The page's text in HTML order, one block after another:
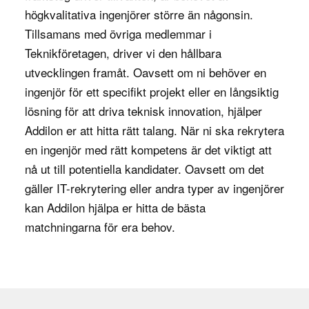
De arbetar även med att skapa backup-lösningar
och kontinuitetsplaner för att minimera risken för
dataförluster och driftavbrott.
IT-ingenjören arbetar ofta nära andra avdelningar
för att säkerställa att alla IT-behov tillgodoses. De
implementerar systemuppgraderingar, installerar
ny programvara och arbetar med molnbaserade
lösningar för att säkerställa att företaget alltid har
tillgång till de mest effektiva och moderna
teknologierna. Genom att övervaka och optimera
företagets IT-infrastruktur kan IT-ingenjören bidra
till att minska driftstopp och maximera systemets
högkvalitativa ingenjörer större än någonsin.
Tillsamans med övriga medlemmar i
Teknikföretagen, driver vi den hållbara
utvecklingen framåt. Oavsett om ni behöver en
ingenjör för ett specifikt projekt eller en långsiktig
lösning för att driva teknisk innovation, hjälper
Addilon er att hitta rätt talang. När ni ska rekrytera
en ingenjör med rätt kompetens är det viktigt att
nå ut till potentiella kandidater. Oavsett om det
gäller IT-rekrytering eller andra typer av ingenjörer
kan Addilon hjälpa er hitta de bästa
matchningarna för era behov.